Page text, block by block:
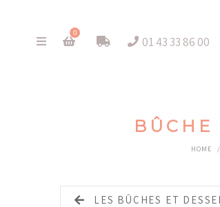
0
01 43 33 86 00
HOME /
LES BÛCHES ET